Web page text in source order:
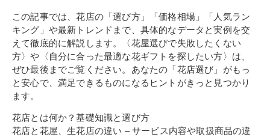
この記事では、花店の「選び方」「価格相場」「人気ラン
キング」や最新トレンドまで、具体的なデータと実例を交
えて徹底的に解説します。〈花屋選びで失敗したくない
方〉や〈自分に合った最適な花ギフトを探したい方〉は、
ぜひ最後までご覧ください。あなたの「花店選び」がもっ
と安心で、満足できるものになるヒントがきっと見つかり
ます。
花店とは何か？基礎知識と選び方
花店と花屋、生花店の違い – サービス内容や取扱商品の違